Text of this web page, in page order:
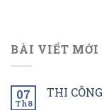
BÀI VIẾT MỚI
07
Th8
THI